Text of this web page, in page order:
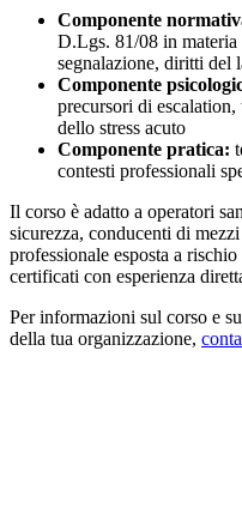
Componente
D.Lgs. 81/08 in
segnalazione, diritti del
Componente
precursori di
dello stress acuto
Componente pratica:
contesti professionali
Il corso è adatto a operatori
sicurezza, conducenti di
professionale esposta a
certificati con esperienza
Per informazioni sul corso e
della tua organizzazione,